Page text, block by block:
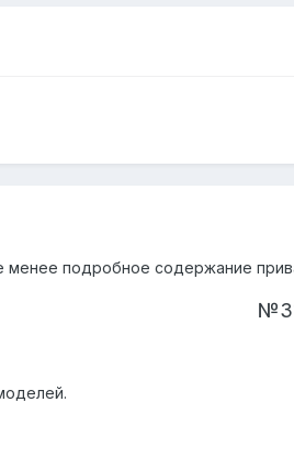
подробное содержание